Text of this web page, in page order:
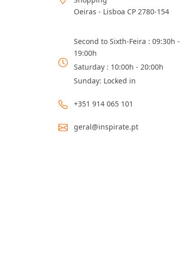
Oeiras - Lisboa CP 2780-154
Second to Sixth-Feira : 09:30h -
19:00h
Saturday : 10:00h - 20:00h
Sunday: Locked in
+351 914 065 101
geral@inspirate.pt